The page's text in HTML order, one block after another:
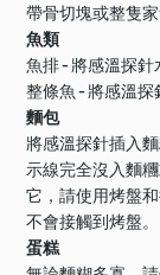
帶骨切塊或整隻
魚類
魚排 - 將感溫探針
整條魚 - 將感溫探
麵包
將感溫探針插入
示線完全沒入麵
它，請使用烤盤
不會接觸到烤盤。
蛋糕